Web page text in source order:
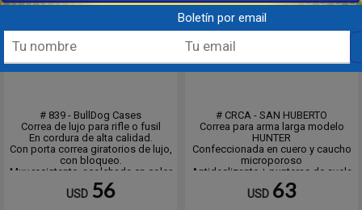
Armor Molded con PC
# 839 - BullDog Cases
Correa de lujo para rifle o fusil
En cordura de alta calidad.
Con porta correa giratorios de lujo,
con bloqueo.
Muy resistente, acolchada en color
Negro
USD 56
Cuero Acolchada
# CRCA - SAN HUBERTO
Correa para arma larga modelo
HUNTER
Confeccionada en cuero y caucho
microporoso
Antideslizante + punteras de suela
+ cinta de tafeta reforzada de alto
rendimiento.
USD 63
Boletín por email